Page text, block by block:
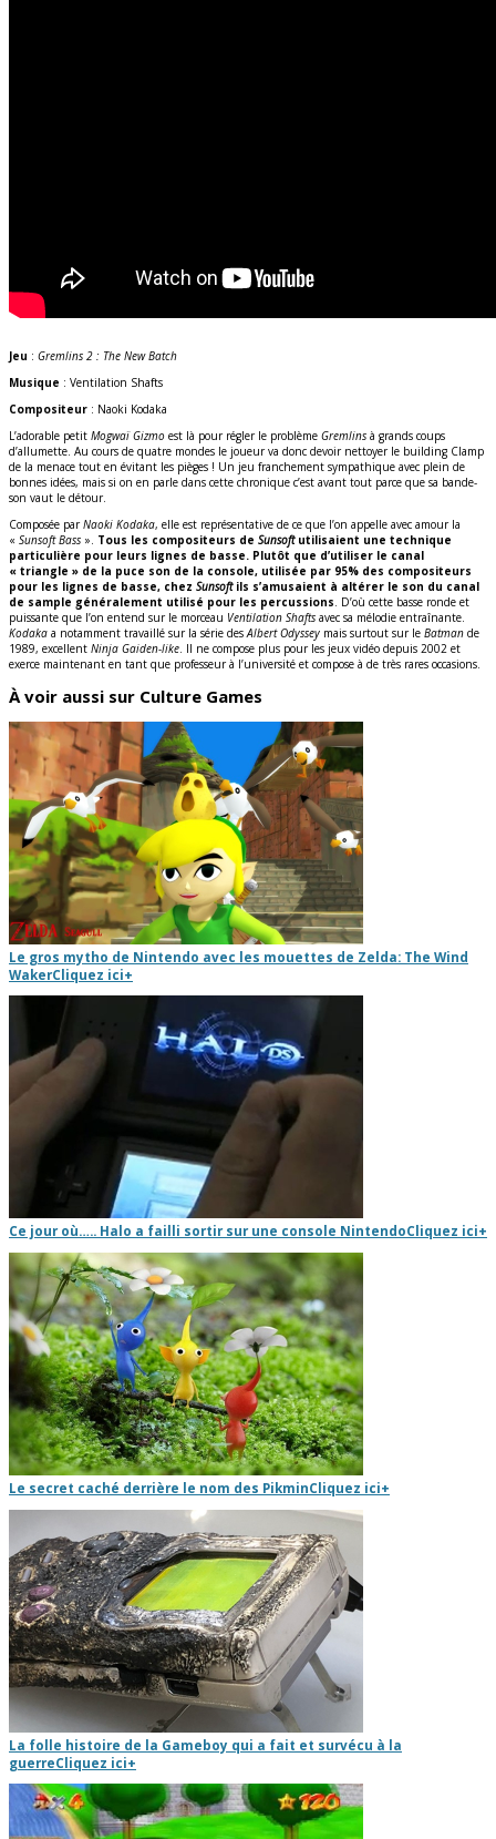
Jeu : Gremlins 2 : The New Batch
Musique : Ventilation Shafts
Compositeur : Naoki Kodaka
L’adorable petit Mogwaï Gizmo est là pour régler le problème Gremlins à grands coups
d’allumette. Au cours de quatre mondes le joueur va donc devoir nettoyer le building Clamp
de la menace tout en évitant les pièges ! Un jeu franchement sympathique avec plein de
bonnes idées, mais si on en parle dans cette chronique c’est avant tout parce que sa bande-
son vaut le détour.
Composée parNaoki Kodaka, elle est représentative de ce que l’on appelle avec amour la
« Sunsoft Bass ». Tous les compositeurs de Sunsoftutilisaient une technique
particulière pour leurs lignes de basse. Plutôt que d’utiliser le canal
« triangle » de la puce son de la console, utilisée par 95% des compositeurs
pour les lignes de basse, chez Sunsoftils s’amusaient à altérer le son du canal
de sample généralement utilisé pour les percussions . D’où cette basse ronde et
puissante que l’on entend sur le morceau Ventilation Shafts avec sa mélodie entraînante.
Kodaka a notamment travaillé sur la série des Albert Odyssey mais surtout sur le Batman de
1989, excellent Ninja Gaiden-like . Il ne compose plus pour les jeux vidéo depuis 2002 et
exerce maintenant en tant que professeur à l’université et compose à de très rares occasions.
À voir aussi sur Culture Games
Le gros mytho de Nintendo avec les mouettes de Zelda: The Wind
WakerCliquez ici+
Ce jour où….. Halo a failli sortir sur une console NintendoCliquez ici+
Le secret caché derrière le nom des PikminCliquez ici+
La folle histoire de la Gameboy qui a fait et survécu à la
guerreCliquez ici+